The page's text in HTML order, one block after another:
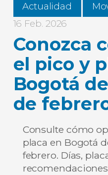
Actualidad
16 Feb. 2026
Conozca
el pico y
Bogotá
de
Consulte cómo
placa en Bogotá
febrero. Días,